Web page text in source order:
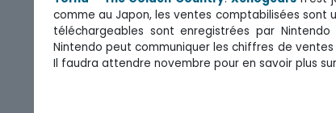
comme au Japon, les ventes comptabilisées sont
téléchargeables sont enregistrées par
Nintendo peut communiquer les chiffres de
Il faudra attendre novembre pour en savoir plus